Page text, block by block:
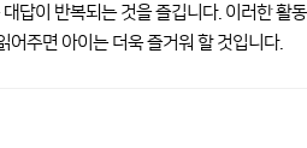
답이 반복되는 것을 즐깁니다. 이러한 활
주면 아이는 더욱 즐거워 할 것입니다.